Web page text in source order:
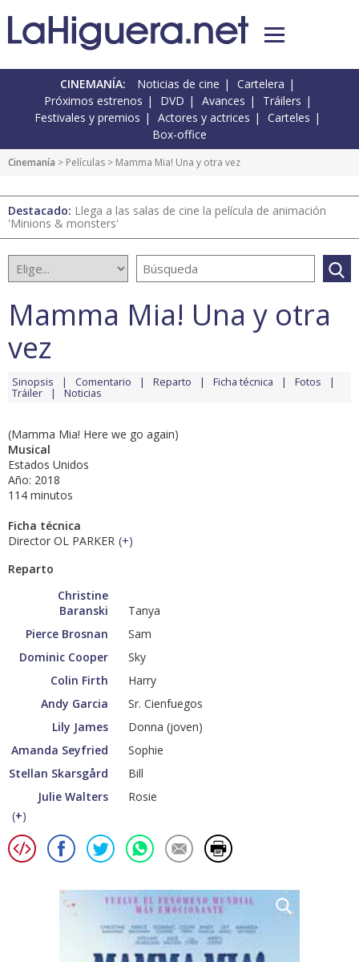
CINEMANÍA: Noticias de cine
Cartelera
Próximos estrenos
DVD Avances
Tráilers
Festivales y premios
Actores y actrices
Carteles
Box-office
Cinemanía > Películas > Mamma Mia! Una y otra vez
Destacado: Llega a las salas de cine la película de animación
'Minions & monsters'
Mamma Mia! Una y otra
vez
Sinopsis Comentario Reparto Ficha técnica Fotos
Tráiler Noticias
(Mamma Mia! Here we go again)
Musical
Estados Unidos
Año: 2018
114 minutos
Ficha técnica
Director OL PARKER (+)
Reparto
Christine
Baranski
Tanya
Pierce Brosnan
Sam
Dominic Cooper
Sky
Colin Firth
Harry
Andy Garcia
Sr. Cienfuegos
Lily James
Donna (joven)
Amanda Seyfried
Sophie
Stellan Skarsgård
Bill
Julie Walters
Rosie
(+)